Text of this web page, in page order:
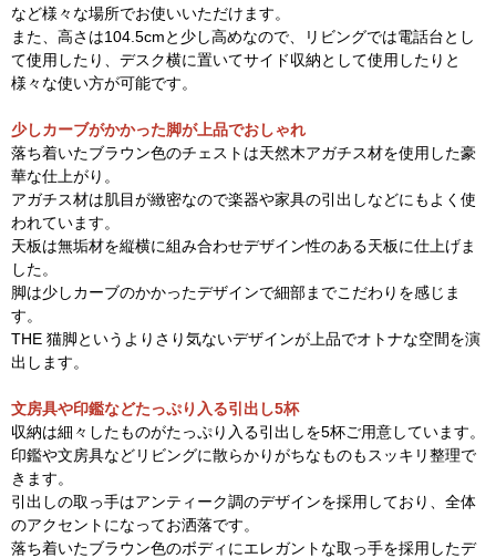
など様々な場所でお使いいただけます。
また、高さは104.5cmと少し高めなので、リビングでは電話台とし
て使用したり、デスク横に置いてサイド収納として使用したりと
様々な使い方が可能です。
少しカーブがかかった脚が上品でおしゃれ
落ち着いたブラウン色のチェストは天然木アガチス材を使用した豪
華な仕上がり。
アガチス材は肌目が緻密なので楽器や家具の引出しなどにもよく使
われています。
天板は無垢材を縦横に組み合わせデザイン性のある天板に仕上げま
した。
脚は少しカーブのかかったデザインで細部までこだわりを感じま
す。
THE 猫脚というよりさり気ないデザインが上品でオトナな空間を演
出します。
文房具や印鑑などたっぷり入る引出し5杯
収納は細々したものがたっぷり入る引出しを5杯ご用意しています。
印鑑や文房具などリビングに散らかりがちなものもスッキリ整理で
きます。
引出しの取っ手はアンティーク調のデザインを採用しており、全体
のアクセントになってお洒落です。
落ち着いたブラウン色のボディにエレガントな取っ手を採用したデ